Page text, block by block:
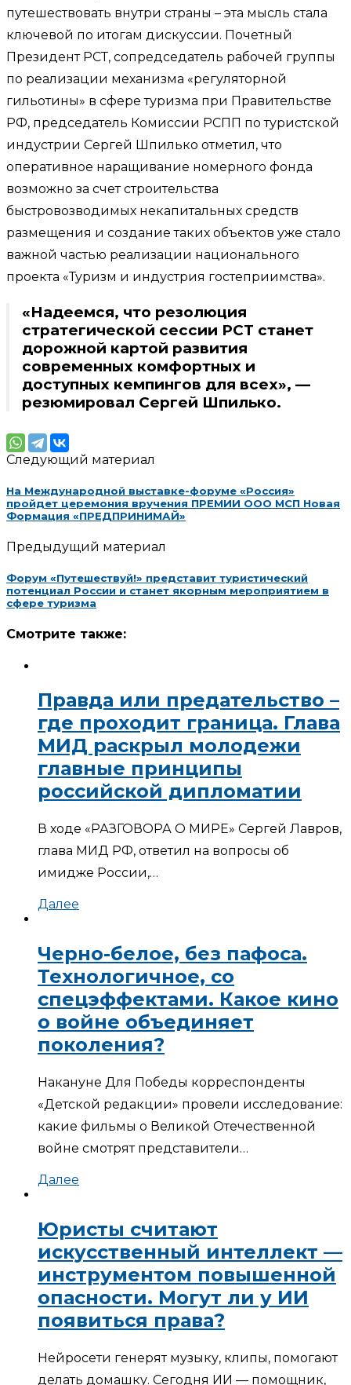
путешествовать внутри страны – эта мысль стала
ключевой по итогам дискуссии. Почетный
Президент РСТ, сопредседатель рабочей группы
по реализации механизма «регуляторной
гильотины» в сфере туризма при Правительстве
РФ, председатель Комиссии РСПП по туристской
индустрии Сергей Шпилько отметил, что
оперативное наращивание номерного фонда
возможно за счет строительства
быстровозводимых некапитальных средств
размещения и создание таких объектов уже стало
важной частью реализации национального
проекта «Туризм и индустрия гостеприимства».
«Надеемся, что резолюция
стратегической сессии РСТ станет
дорожной картой развития
современных комфортных и
доступных кемпингов для всех», —
резюмировал Сергей Шпилько.
Следующий материал
На Международной выставке-форуме «Россия»
пройдет церемония вручения ПРЕМИИ ООО МСП Новая
Формация «ПРЕДПРИНИМАЙ»
Предыдущий материал
Форум «Путешествуй!» представит туристический
потенциал России и станет якорным мероприятием в
сфере туризма
Смотрите также:
Правда или предательство –
где проходит граница. Глава
МИД раскрыл молодежи
главные принципы
российской дипломатии
В ходе «РАЗГОВОРА О МИРЕ» Сергей Лавров,
глава МИД РФ, ответил на вопросы об
имидже России,…
Далее
Черно-белое, без пафоса.
Технологичное, со
спецэффектами. Какое кино
о войне объединяет
поколения?
Накануне Для Победы корреспонденты
«Детской редакции» провели исследование:
какие фильмы о Великой Отечественной
войне смотрят представители…
Далее
Юристы считают
искусственный интеллект —
инструментом повышенной
опасности. Могут ли у ИИ
появиться права?
Нейросети генерят музыку, клипы, помогают
делать домашку. Сегодня ИИ — помощник,